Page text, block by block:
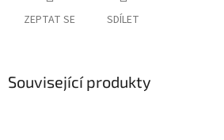
ZEPTAT SE SDÍLET
Související produkty